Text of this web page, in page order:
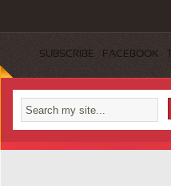
SUBSCRIBE FACEBOOK